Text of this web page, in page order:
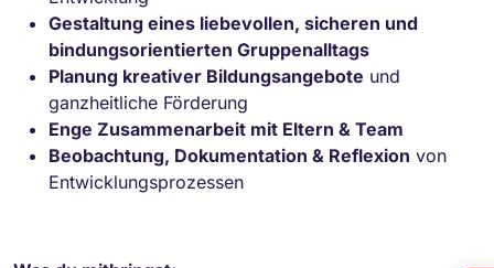
Gestaltung eines liebevollen, sicheren und
bindungsorientierten Gruppenalltags
Planung kreativer Bildungsangebote und
ganzheitliche Förderung
Enge Zusammenarbeit mit Eltern & Team
Beobachtung, Dokumentation & Reflexion von
Entwicklungsprozessen